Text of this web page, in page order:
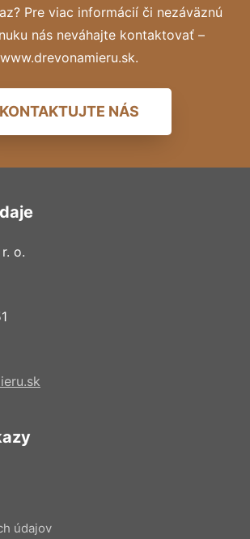
Pre viac informácií či nezáväznú
nás neváhajte kontaktovať –
www.drevonamieru.sk.
KONTAKTUJTE NÁS
o.
údajov